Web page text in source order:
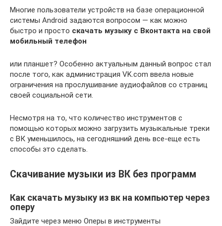
Многие пользователи устройств на базе операционной
системы Android задаются вопросом — как можно
быстро и просто скачать музыку с Вконтакта на свой
мобильный телефон
или планшет? Особенно актуальным данный вопрос стал
после того, как администрация VK.com ввела новые
ограничения на прослушивание аудиофайлов со страниц
своей социальной сети.
Несмотря на то, что количество инструментов с
помощью которых можно загрузить музыкальные треки
с ВК уменьшилось, на сегодняшний день все-еще есть
способы это сделать.
Скачивание музыки из ВК без программ
Как скачать музыку из вк на компьютер через
оперу
Зайдите через меню Оперы в инструменты